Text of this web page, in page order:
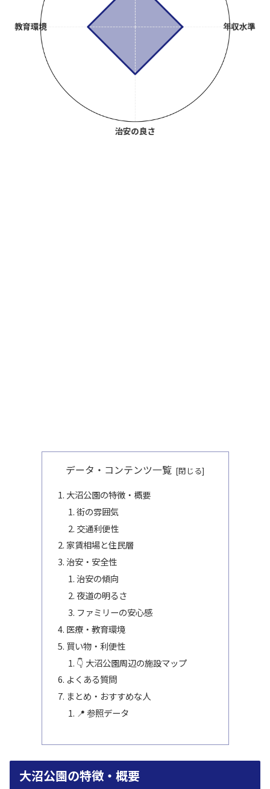
データ・コンテンツ一覧
大沼公園の特徴・概要
街の雰囲気
交通利便性
家賃相場と住民層
治安・安全性
治安の傾向
夜道の明るさ
ファミリーの安心感
医療・教育環境
買い物・利便性
👇 大沼公園周辺の施設マップ
よくある質問
まとめ・おすすめな人
📍 参照データ
大沼公園の特徴・概要